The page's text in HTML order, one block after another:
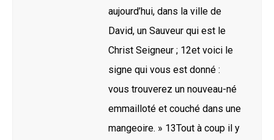
aujourd’hui, dans la ville de
David, un Sauveur qui est le
Christ Seigneur ; 12et voici le
signe qui vous est donné :
vous trouverez un nouveau-né
emmailloté et couché dans une
mangeoire. » 13Tout à coup il y